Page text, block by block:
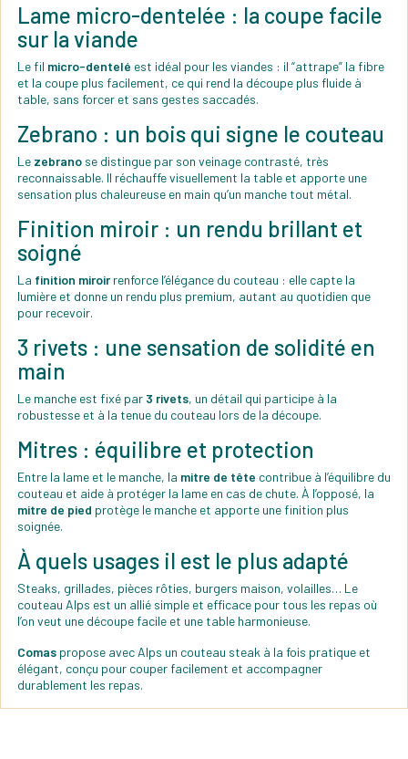
Lame micro-dentelée : la coupe facile
sur la viande
Le fil micro-dentelé est idéal pour les viandes : il “attrape” la fibre
et la coupe plus facilement, ce qui rend la découpe plus fluide à
table, sans forcer et sans gestes saccadés.
Zebrano : un bois qui signe le couteau
Le zebrano se distingue par son veinage contrasté, très
reconnaissable. Il réchauffe visuellement la table et apporte une
sensation plus chaleureuse en main qu’un manche tout métal.
Finition miroir : un rendu brillant et
soigné
La finition miroirrenforce l’élégance du couteau : elle capte la
lumière et donne un rendu plus premium, autant au quotidien que
pour recevoir.
3 rivets : une sensation de solidité en
main
Le manche est fixé par 3 rivets, un détail qui participe à la
robustesse et à la tenue du couteau lors de la découpe.
Mitres : équilibre et protection
Entre la lame et le manche, la mitre de tête contribue à l’équilibre du
couteau et aide à protéger la lame en cas de chute. À l’opposé, la
mitre de pied protège le manche et apporte une finition plus
soignée.
À quels usages il est le plus adapté
Steaks, grillades, pièces rôties, burgers maison, volailles… Le
couteau Alps est un allié simple et efficace pour tous les repas où
l’on veut une découpe facile et une table harmonieuse.
Comas propose avec Alps un couteau steak à la fois pratique et
élégant, conçu pour couper facilement et accompagner
durablement les repas.